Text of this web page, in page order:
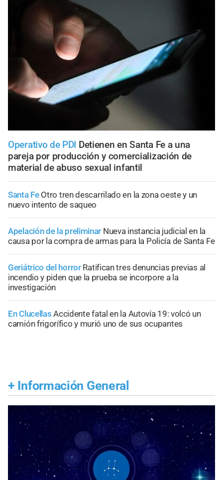
Operativo de PDI Detienen en Santa Fe a una
pareja por producción y comercialización de
material de abuso sexual infantil
Santa Fe Otro tren descarrilado en la zona oeste y un
nuevo intento de saqueo
Apelación de la preliminar Nueva instancia judicial en la
causa por la compra de armas para la Policía de Santa Fe
Geriátrico del horror Ratifican tres denuncias previas al
incendio y piden que la prueba se incorpore a la
investigación
En Clucellas Accidente fatal en la Autovía 19: volcó un
camión frigorífico y murió uno de sus ocupantes
+ Información General